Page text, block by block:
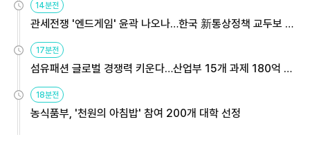
14분전
관세전쟁 '엔드게임' 윤곽 나오나…한국 新통상정책 교두보 활
용해야
17분전
섬유패션 글로벌 경쟁력 키운다…산업부 15개 과제 180억 지
원
18분전
농식품부, '천원의 아침밥' 참여 200개 대학 선정